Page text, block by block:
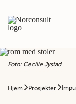
Foto: Cecilie Jystad
Hjem Prosjekter